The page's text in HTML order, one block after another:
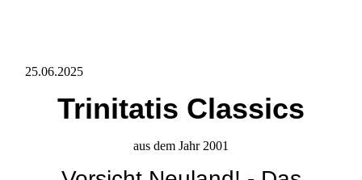
25.06.2025
Trinitatis Classics
aus dem Jahr 2001